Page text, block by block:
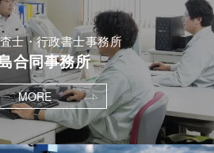
士・行政書士事務所
合同事務所
MORE